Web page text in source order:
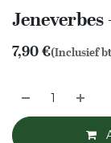
Jeneverbes
7,90€(Inclusief